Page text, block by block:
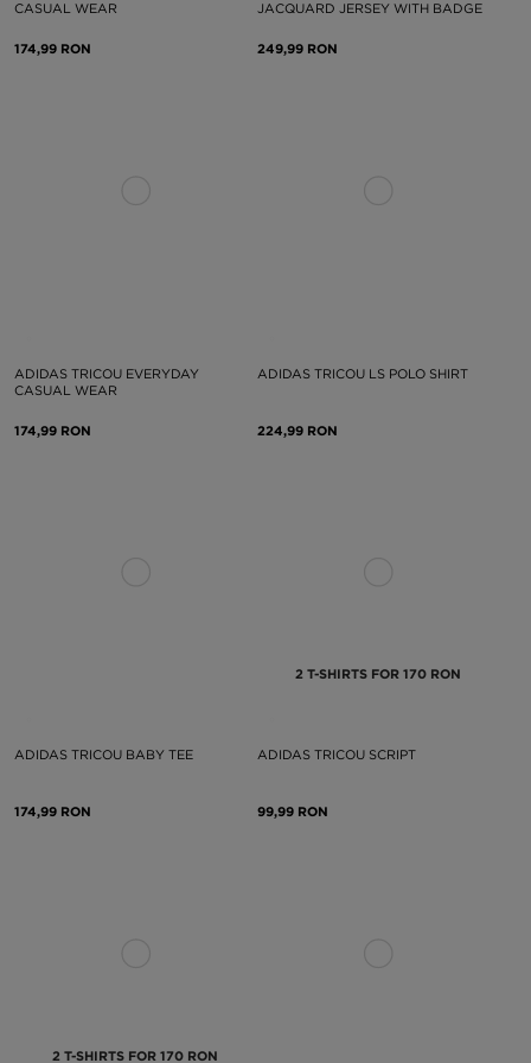
CASUAL WEAR
174,99 RON
JACQUARD JERSEY WITH BADGE
249,99 RON
ADIDAS TRICOU EVERYDAY
CASUAL WEAR
174,99 RON
ADIDAS TRICOU LS POLO SHIRT
224,99 RON
ADIDAS TRICOU BABY TEE
174,99 RON
2 T-SHIRTS FOR 170 RON
ADIDAS TRICOU SCRIPT
99,99 RON
2 T-SHIRTS FOR 170 RON